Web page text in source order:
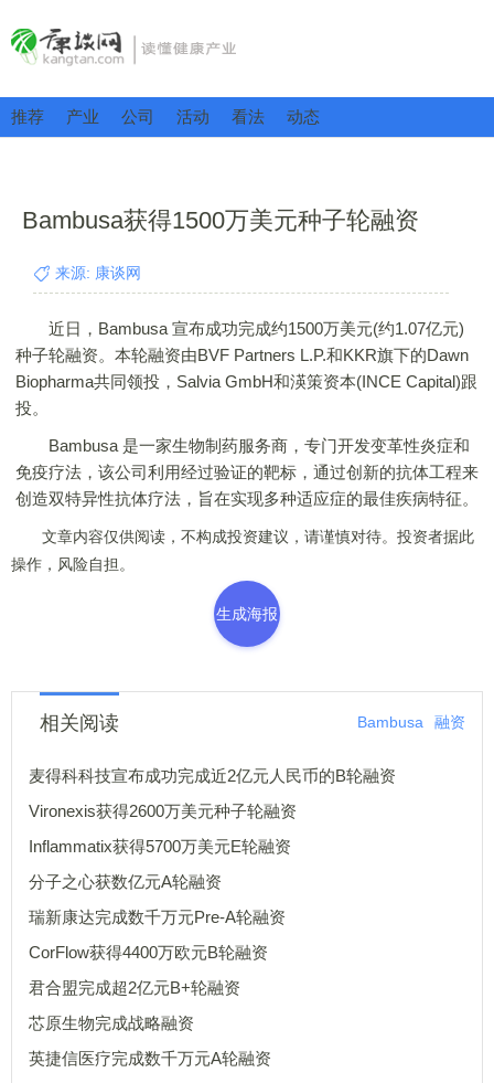
推荐 产业 公司 活动 看法 动态
Bambusa获得1500万美元种子轮融资
来源: 康谈网
近日，Bambusa 宣布成功完成约1500万美元(约1.07亿元)
种子轮融资。本轮融资由BVF Partners L.P.和KKR旗下的Dawn
Biopharma共同领投，Salvia GmbH和渶策资本(INCE Capital)跟
投。
Bambusa 是一家生物制药服务商，专门开发变革性炎症和
免疫疗法，该公司利用经过验证的靶标，通过创新的抗体工程来
创造双特异性抗体疗法，旨在实现多种适应症的最佳疾病特征。
文章内容仅供阅读，不构成投资建议，请谨慎对待。投资者据此
操作，风险自担。
生成海报
相关阅读 Bambusa 融资
麦得科科技宣布成功完成近2亿元人民币的B轮融资
Vironexis获得2600万美元种子轮融资
Inflammatix获得5700万美元E轮融资
分子之心获数亿元A轮融资
瑞新康达完成数千万元Pre-A轮融资
CorFlow获得4400万欧元B轮融资
君合盟完成超2亿元B+轮融资
芯原生物完成战略融资
英捷信医疗完成数千万元A轮融资